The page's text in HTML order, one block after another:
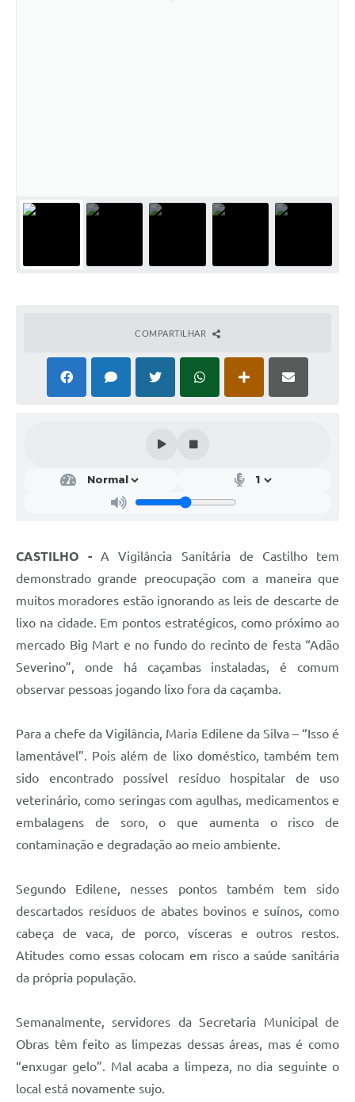
Notícias
Projetos
COMPARTILHAR
CASTILHO - A Vigilância Sanitária de Castilho tem
demonstrado grande preocupação com a maneira que
muitos moradores estão ignorando as leis de descarte de
lixo na cidade. Em pontos estratégicos, como próximo ao
mercado Big Mart e no fundo do recinto de festa “Adão
Severino”, onde há caçambas instaladas, é comum
observar pessoas jogando lixo fora da caçamba.
Para a chefe da Vigilância, Maria Edilene da Silva – “Isso é
lamentável”. Pois além de lixo doméstico, também tem
sido encontrado possível resíduo hospitalar de uso
veterinário, como seringas com agulhas, medicamentos e
embalagens de soro, o que aumenta o risco de
contaminação e degradação ao meio ambiente.
Segundo Edilene, nesses pontos também tem sido
descartados resíduos de abates bovinos e suínos, como
cabeça de vaca, de porco, vísceras e outros restos.
Atitudes como essas colocam em risco a saúde sanitária
da própria população.
Semanalmente, servidores da Secretaria Municipal de
Obras têm feito as limpezas dessas áreas, mas é como
“enxugar gelo”. Mal acaba a limpeza, no dia seguinte o
local está novamente sujo.